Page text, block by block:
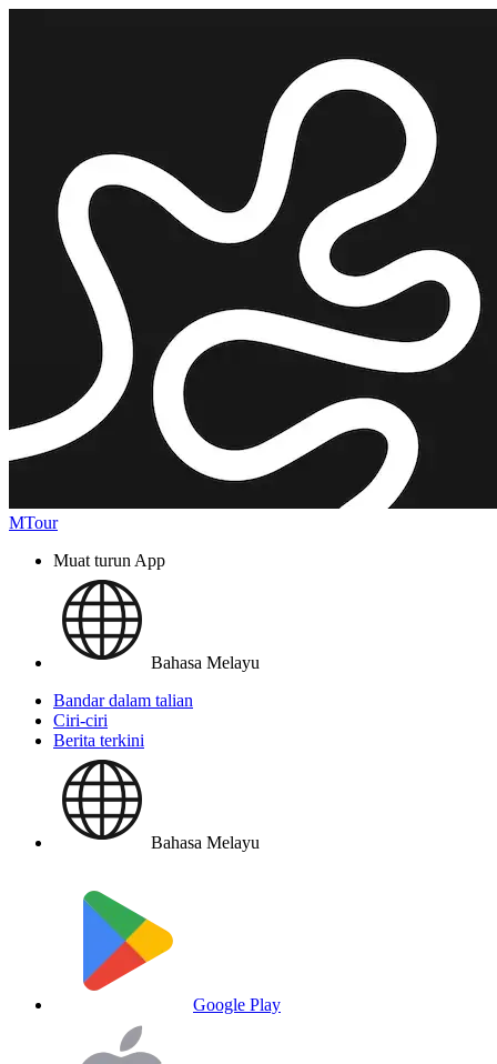
MTour
Muat turun App
Bahasa Melayu
Bandar dalam talian
Ciri-ciri
Berita terkini
Bahasa Melayu
Google Play